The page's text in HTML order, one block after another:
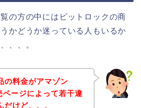
の方の中にはビットロックの商
かどうか迷っている人もいるか
、、。
の料金がアマゾン
ページによって若干違
けど、、、